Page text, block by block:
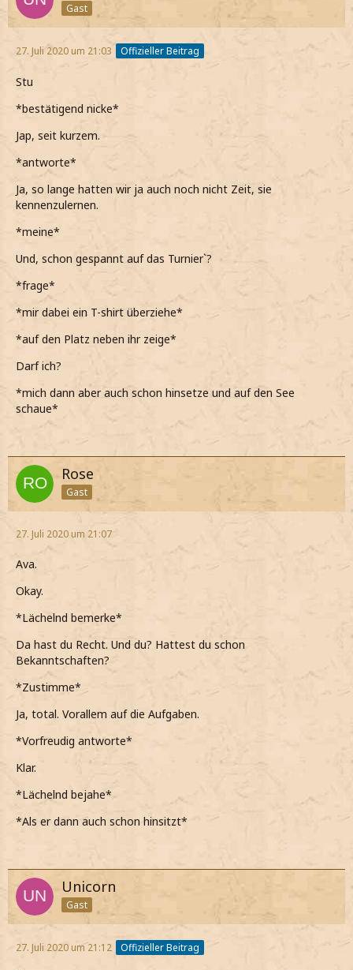
Gast
27. Juli 2020 um 21:03 Offizieller Beitrag
Stu
*bestätigend nicke*
Jap, seit kurzem.
*antworte*
Ja, so lange hatten wir ja auch noch nicht Zeit, sie
kennenzulernen.
*meine*
Und, schon gespannt auf das Turnier`?
*frage*
*mir dabei ein T-shirt überziehe*
*auf den Platz neben ihr zeige*
Darf ich?
*mich dann aber auch schon hinsetze und auf den See
schaue*
Rose
Gast
27. Juli 2020 um 21:07
Ava.
Okay.
*Lächelnd bemerke*
Da hast du Recht. Und du? Hattest du schon
Bekanntschaften?
*Zustimme*
Ja, total. Vorallem auf die Aufgaben.
*Vorfreudig antworte*
Klar.
*Lächelnd bejahe*
*Als er dann auch schon hinsitzt*
Unicorn
Gast
27. Juli 2020 um 21:12 Offizieller Beitrag